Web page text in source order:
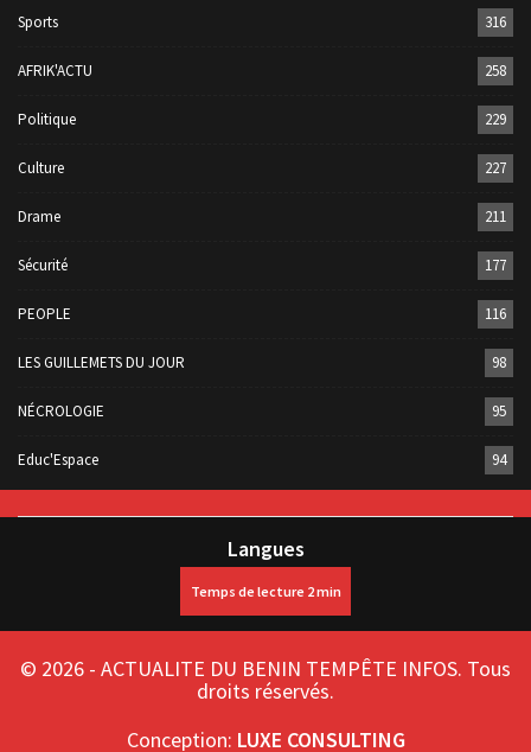
Sports 316
AFRIK'ACTU 258
Politique 229
Culture 227
Drame 211
Sécurité 177
PEOPLE 116
LES GUILLEMETS DU JOUR 98
NÉCROLOGIE 95
Educ'Espace 94
Langues
© 2026 - ACTUALITE DU BENIN TEMPÊTE INFOS. Tous
droits réservés.
Conception: LUXE CONSULTING